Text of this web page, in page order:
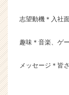
志望動機＊入社
趣味＊音楽、ゲ
メッセージ＊皆